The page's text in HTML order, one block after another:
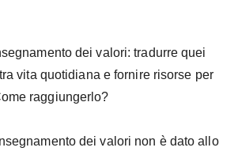
dei valori: tradurre quei
vita quotidiana e fornire risorse per
raggiungerlo?
dei valori non è dato allo